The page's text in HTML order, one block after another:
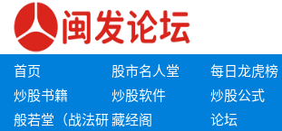
首页 股市名人堂 每日龙虎榜
炒股书籍
炒股软件 炒股公式
般若堂（战法研藏经阁 论坛